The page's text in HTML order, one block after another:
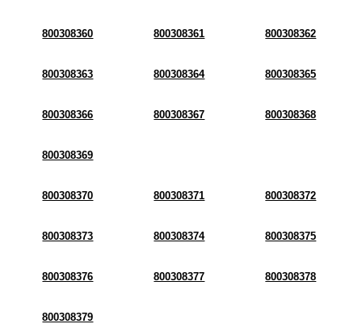
800308360 800308361 800308362
800308363 800308364 800308365
800308366 800308367 800308368
800308369
800308370 800308371 800308372
800308373 800308374 800308375
800308376 800308377 800308378
800308379